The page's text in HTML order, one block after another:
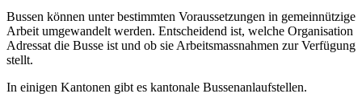
Bussen können unter bestimmten Voraussetzungen in gemeinnützige
Arbeit umgewandelt werden. Entscheidend ist, welche Organisation
Adressat die Busse ist und ob sie Arbeitsmassnahmen zur Verfügung
stellt.
In einigen Kantonen gibt es kantonale Bussenanlaufstellen.